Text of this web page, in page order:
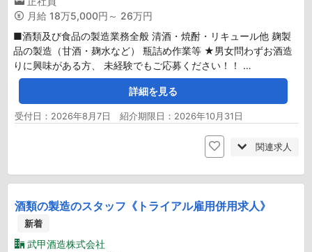
月給 18万5,000円～ 26万円
■酒類及び食品の製造業務全般 清酒・焼酎・リキュール他 麹製
品の製造（甘酒・麹水など） 瓶詰め作業等 ★男女問わずお酒造
りに興味がある方、 未経験でもご応募ください！！ …
詳細を見る
受付日：2026年8月7日 紹介期限日：2026年10月31日
関連求人
酒類の製造のスタッフ《トライアル雇用併用求人》
新着
武甲酒造株式会社